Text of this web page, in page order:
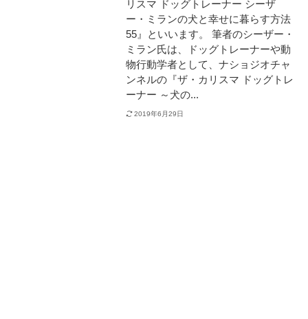
リスマ ドッグトレーナー シーザ
ー・ミランの犬と幸せに暮らす方法
55』といいます。 筆者のシーザー・
ミラン氏は、ドッグトレーナーや動
物行動学者として、ナショジオチャ
ンネルの『ザ・カリスマ ドッグトレ
ーナー ～犬の...
2019年6月29日